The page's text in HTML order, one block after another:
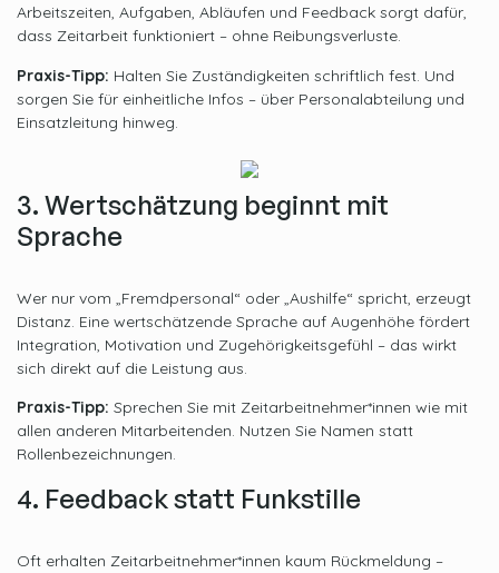
Arbeitszeiten, Aufgaben, Abläufen und Feedback sorgt dafür,
dass Zeitarbeit funktioniert – ohne Reibungsverluste.
Praxis-Tipp: Halten Sie Zuständigkeiten schriftlich fest. Und
sorgen Sie für einheitliche Infos – über Personalabteilung und
Einsatzleitung hinweg.
3. Wertschätzung beginnt mit
Sprache
Wer nur vom „Fremdpersonal“ oder „Aushilfe“ spricht, erzeugt
Distanz. Eine wertschätzende Sprache auf Augenhöhe fördert
Integration, Motivation und Zugehörigkeitsgefühl – das wirkt
sich direkt auf die Leistung aus.
Praxis-Tipp: Sprechen Sie mit Zeitarbeitnehmer*innen wie mit
allen anderen Mitarbeitenden. Nutzen Sie Namen statt
Rollenbezeichnungen.
4. Feedback statt Funkstille
Oft erhalten Zeitarbeitnehmer*innen kaum Rückmeldung –